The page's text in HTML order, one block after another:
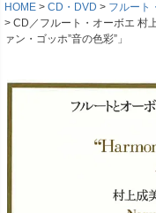
HOME
CD・DVD
フルート
CD／フルート・オーボエ 村
ァン・ゴッホ”音の色彩”」